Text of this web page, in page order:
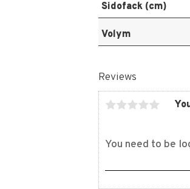
Sidofack (cm)
Volym
Reviews